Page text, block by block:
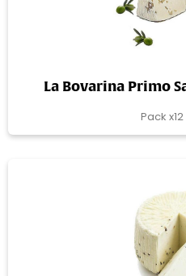
La Bovarina Primo
Pack